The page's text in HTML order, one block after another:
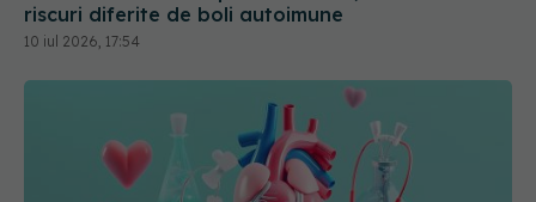
riscuri diferite de boli autoimune
10 iul 2026, 17:54